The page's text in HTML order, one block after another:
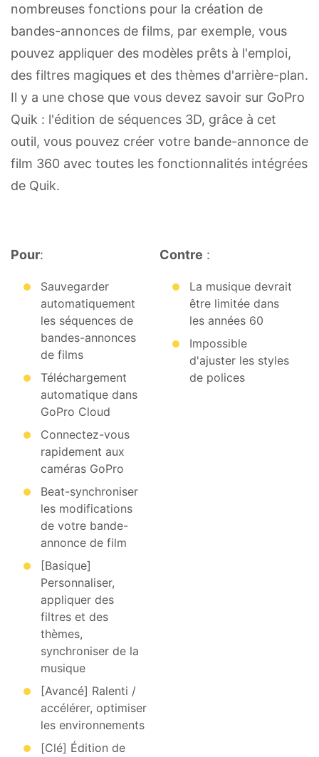
nombreuses fonctions pour la création de
bandes-annonces de films, par exemple, vous
pouvez appliquer des modèles prêts à l'emploi,
des filtres magiques et des thèmes d'arrière-plan.
Il y a une chose que vous devez savoir sur GoPro
Quik : l'édition de séquences 3D, grâce à cet
outil, vous pouvez créer votre bande-annonce de
film 360 avec toutes les fonctionnalités intégrées
de Quik.
Pour:
Sauvegarder
automatiquement
les séquences de
bandes-annonces
de films
Téléchargement
automatique dans
GoPro Cloud
Connectez-vous
rapidement aux
caméras GoPro
Beat-synchroniser
les modifications
de votre bande-
annonce de film
[Basique]
Personnaliser,
appliquer des
filtres et des
thèmes,
synchroniser de la
musique
[Avancé] Ralenti /
accélérer, optimiser
les environnements
[Clé] Édition de
Contre :
La musique devrait
être limitée dans
les années 60
Impossible
d'ajuster les styles
de polices